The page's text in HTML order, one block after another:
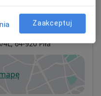
4L,64-920Piła
się w nowej karcie
Zaakceptuj